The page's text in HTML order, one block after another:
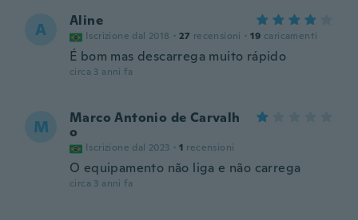
A Aline
Iscrizione dal 2018 · 27 recensioni · 19 caricamenti
É bom mas descarrega muito rápido
circa 3 anni fa
M
Marco Antonio de Carvalh
o
Iscrizione dal 2023 · 1 recensioni
O equipamento não liga e não carrega
circa 3 anni fa